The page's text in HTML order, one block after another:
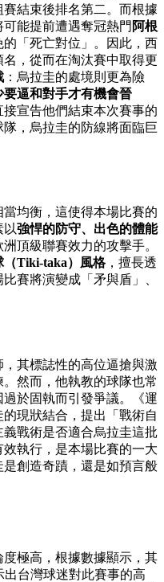
結束後排名第二。而根據
能提前遭遇奪冠熱門 阿根
「死亡對位」。因此，西
，從而在淘汰賽中取得更
：烏拉圭的處境則更為險
要逼和對手才有機會晉
宣告他們結束本次賽事的
，烏拉圭的防線將面臨巨
均衡，這使得本場比賽的
以強悍的防守、出色的體能
頂級聯賽效力的攻擊手。
（Tiki-taka）風格，擅長透
賽將演變成「矛與盾」、
其標誌性的高位逼搶與激
然而，他執教的球隊也常
於固執而引發爭議。《運
現狀結合，提出「戰術自
戰術是否適合烏拉圭這批
執行，是本場比賽的一大
創造奇蹟，還是如預言般
極高，根據數據顯示，其
出台灣球迷對此賽事的高